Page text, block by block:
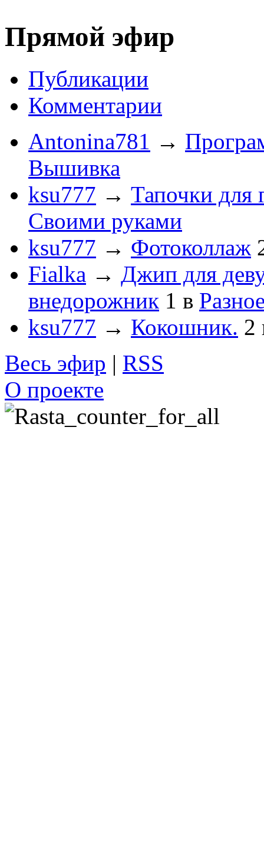
Прямой эфир
Публикации
Комментарии
Antonina781 →
Вышивка
ksu777 → Тапочки для
Своими руками
ksu777 → Фотоколлаж
Fialka → Джип для
внедорожник 1 в
ksu777 → Кокошник. 2
Весь эфир | RSS
О проекте